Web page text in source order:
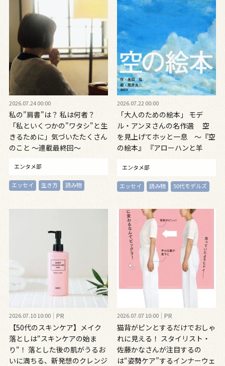
2026.07.24 00:00
私の"肩書"は？ 私は何者？
「私といくつかの"ワタシ"と生
きるために」気づいたたくさん
のこと ～連載最終回〜
エンタメ部
エッセイ 生き方 読み物
2026.07.22 00:00
「大人のための絵本」 モデ
ル・アンヌさんの名作選 空
を見上げてホッと一息 ～『空
の絵本』 『アローハンと羊
エンタメ部
エッセイ 読み物 50代モデルズ
2026.07.10 10:00 PR
【50代のスキンケア】メイク
落としは“スキンケアの始ま
り“！ 落とした後の肌がうるお
いに満ちる、新発想のクレンジ
2026.07.07 10:00 PR
猫背がピンとするだけでおしゃ
れに見える！ スタイリスト・
佐藤かなさんが注目するの
は“姿勢ケア”するインナーウェ